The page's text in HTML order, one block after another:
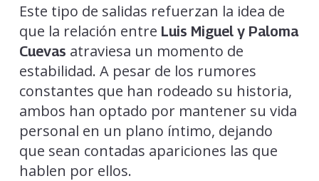
Este tipo de salidas refuerzan la idea de
que la relación entre Luis Miguel y Paloma
Cuevas atraviesa un momento de
estabilidad. A pesar de los rumores
constantes que han rodeado su historia,
ambos han optado por mantener su vida
personal en un plano íntimo, dejando
que sean contadas apariciones las que
hablen por ellos.